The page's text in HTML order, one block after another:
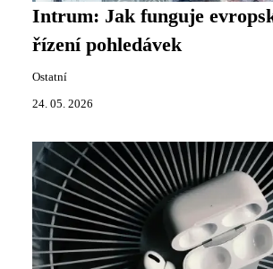
Intrum: Jak funguje
řízení pohledávek
Ostatní
24. 05. 2026